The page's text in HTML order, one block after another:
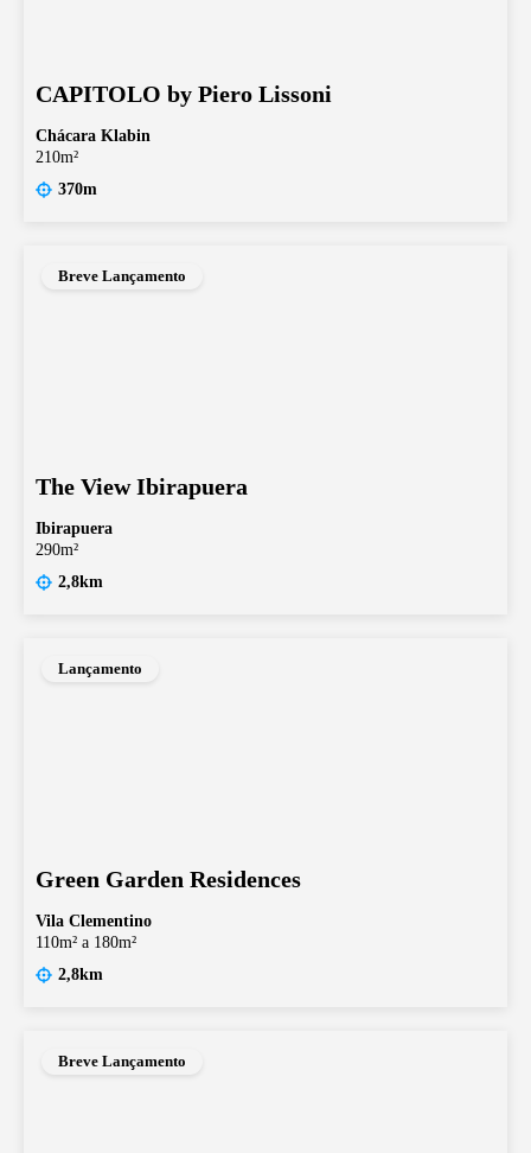
CAPITOLO by Piero Lissoni
Chácara Klabin
210m²
370m
Breve Lançamento
The View Ibirapuera
Ibirapuera
290m²
2,8km
Lançamento
Green Garden Residences
Vila Clementino
110m² a 180m²
2,8km
Breve Lançamento